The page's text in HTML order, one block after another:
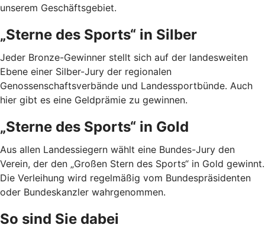
unserem Geschäftsgebiet.
„Sterne des Sports“ in Silber
Jeder Bronze-Gewinner stellt sich auf der landesweiten
Ebene einer Silber-Jury der regionalen
Genossenschaftsverbände und Landessportbünde. Auch
hier gibt es eine Geldprämie zu gewinnen.
„Sterne des Sports“ in Gold
Aus allen Landessiegern wählt eine Bundes-Jury den
Verein, der den „Großen Stern des Sports“ in Gold gewinnt.
Die Verleihung wird regelmäßig vom Bundespräsidenten
oder Bundeskanzler wahrgenommen.
So sind Sie dabei